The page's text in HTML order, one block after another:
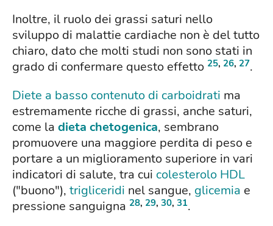
Inoltre, il ruolo dei grassi saturi nello
sviluppo di malattie cardiache non è del tutto
chiaro, dato che molti studi non sono stati in
grado di confermare questo effetto 25, 26, 27.
Diete a basso contenuto di carboidrati ma
estremamente ricche di grassi, anche saturi,
come la dieta chetogenica, sembrano
promuovere una maggiore perdita di peso e
portare a un miglioramento superiore in vari
indicatori di salute, tra cui colesterolo HDL
("buono"), trigliceridi nel sangue, glicemia e
pressione sanguigna 28, 29, 30, 31.